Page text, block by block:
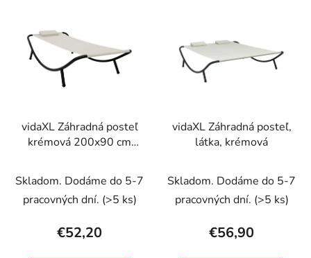
vidaXL Záhradná posteľ
krémová 200x90 cm
Skladom. Dodáme do 5-7
pracovných dní. (>5 ks)
€52,20
vidaXL Záhradná posteľ,
látka, krémová
Skladom. Dodáme do 5-7
pracovných dní. (>5 ks)
€56,90